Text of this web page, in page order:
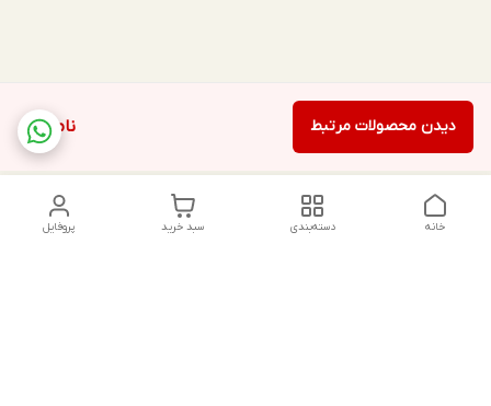
ناموجود دیدن محصولات مرتبط
پروفایل سبد خرید دسته‌بندی خانه